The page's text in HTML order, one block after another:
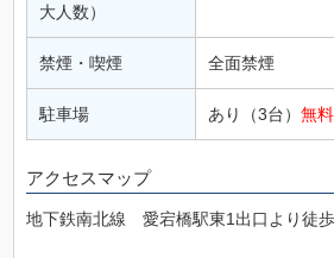
大人数）
禁煙・喫煙 全面禁煙
駐車場 あり（3台）無料
アクセスマップ
地下鉄南北線 愛宕橋駅東1出口より徒